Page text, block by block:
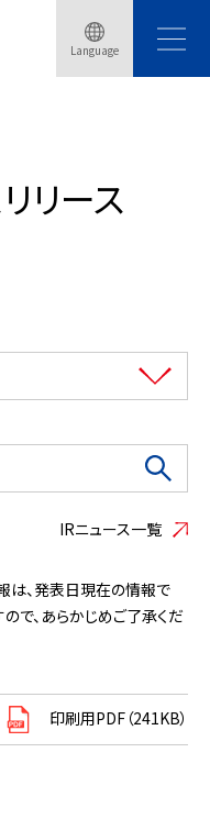
Language
イター」6/7開催
リース
IRニュース一覧
は、発表日現在の情報で
で、あらかじめご了承くだ
印刷用PDF（241KB）